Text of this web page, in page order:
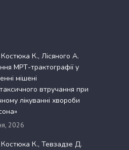
К., Лісяного А.
МРТ-трактографії у
мішені
втручання при
лікуванні хвороби
2026
К., Тевзадзе Д.